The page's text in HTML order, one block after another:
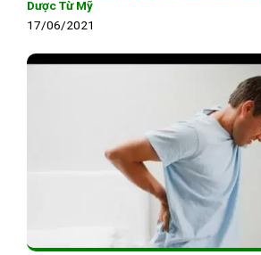
Dược Từ Mỹ
17/06/2021